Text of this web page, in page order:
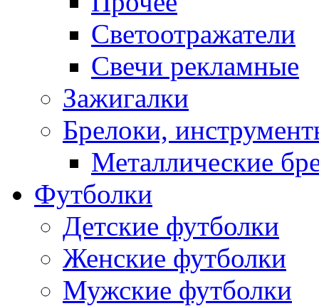
Светоотражатели
Свечи рекламные
Зажигалки
Брелоки,
Металлические
Футболки
Детские футболки
Женские футболки
Мужские футболки